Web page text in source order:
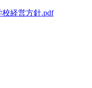
経営方針.pdf